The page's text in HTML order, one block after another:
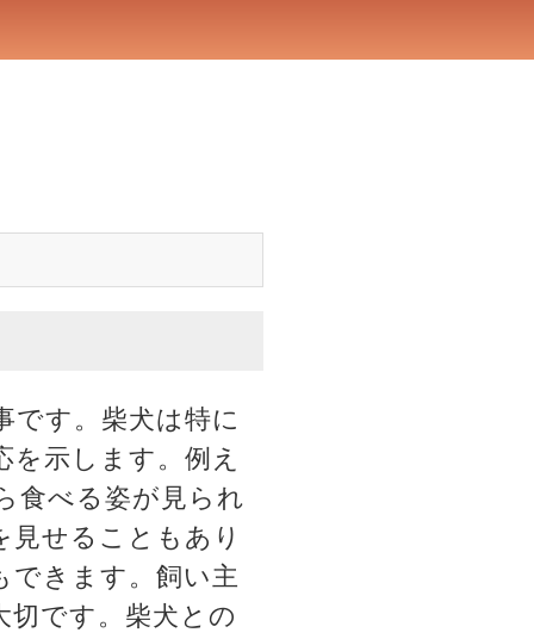
です。柴犬は特に
示します。例え
食べる姿が見られ
見せることもあり
できます。飼い主
切です。柴犬との